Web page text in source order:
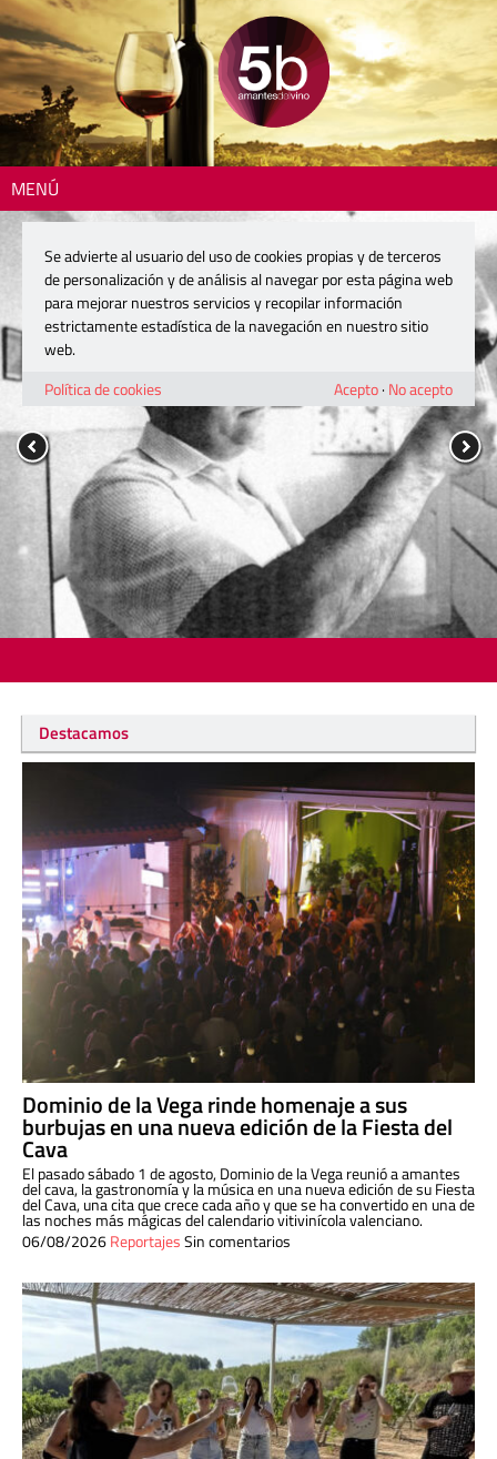
MENÚ
Destacamos
Dominio de la Vega rinde homenaje a sus
burbujas en una nueva edición de la Fiesta del
Cava
El pasado sábado 1 de agosto, Dominio de la Vega reunió a amantes
del cava, la gastronomía y la música en una nueva edición de su Fiesta
del Cava, una cita que crece cada año y que se ha convertido en una de
las noches más mágicas del calendario vitivinícola valenciano.
06/08/2026ReportajesSin comentarios
Se advierte al usuario del uso de cookies propias y de terceros
de personalización y de análisis al navegar por esta página web
para mejorar nuestros servicios y recopilar información
estrictamente estadística de la navegación en nuestro sitio
web.
Política de cookies
Acepto· No acepto